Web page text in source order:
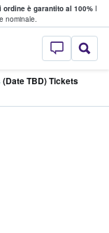
ordine è garantito al 100%I
nominale.
- Dove
(Date TBD) Tickets